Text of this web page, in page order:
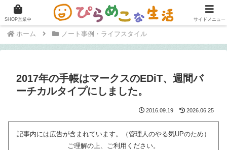
快適に在宅ワークをこなすためのブログ。
ホーム ノート事例・ライフスタイル
2017年の手帳はマークスのEDiT、週間バ
ーチカルタイプにしました。
2016.09.19 2026.06.25
記事内には広告が含まれています。（管理人のやる気UPのため）
ご理解の上、ご利用ください。
SHOP営業中 サイドメニュー